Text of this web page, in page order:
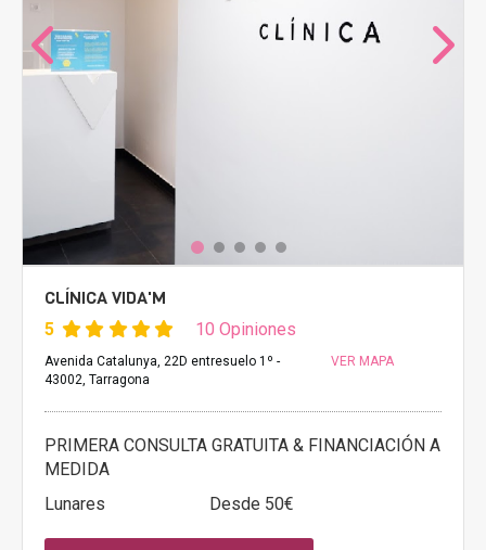
CLÍNICA VIDA'M
5 10 Opiniones
Avenida Catalunya, 22D entresuelo 1º -
43002, Tarragona
VER MAPA
PRIMERA CONSULTA GRATUITA & FINANCIACIÓN A
MEDIDA
Lunares
Desde 50€